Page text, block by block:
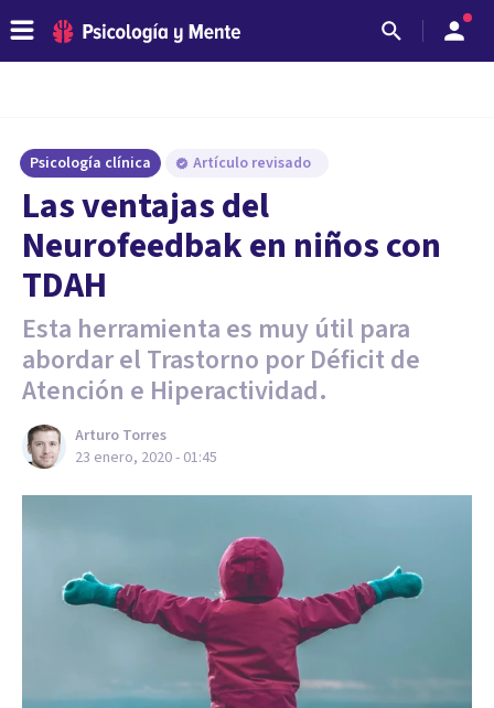
Psicología clínica Artículo revisado
Las ventajas del
Neurofeedbak en niños con
TDAH
Esta herramienta es muy útil para
abordar el Trastorno por Déficit de
Atención e Hiperactividad.
Arturo Torres
23 enero, 2020 - 01:45